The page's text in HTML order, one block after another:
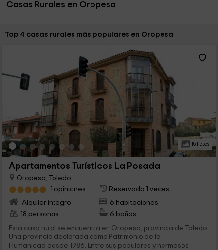
Casas Rurales en Oropesa
Ordenar por:
Top 4 casas rurales más populares en Oropesa
15 Fotos
Apartamentos Turísticos La Posada
Oropesa, Toledo
1 opiniones
Reservado 1 veces
Alquiler íntegro
6 habitaciones
18 personas
6 baños
Esta casa rural se encuentra en Oropesa, provincia de Toledo.
Una provincia declarada como Patrimonio de la
Humanidad desde 1986. Entre sus populares y hermosos